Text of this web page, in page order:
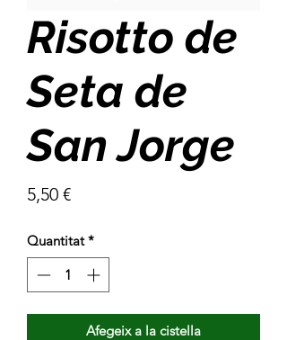
Risotto de
Seta de
San Jorge
5,50 €Price
Quantitat *
Afegeix a la cistella